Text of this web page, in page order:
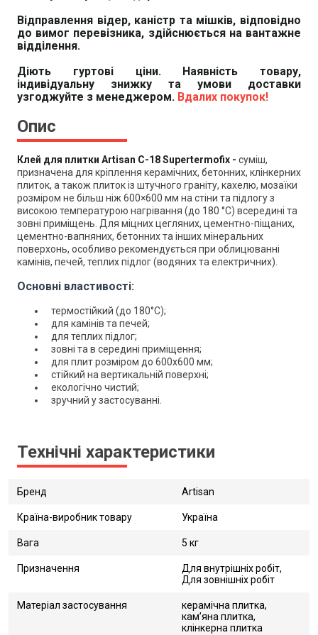
Відправлення відер, каністр та мішків, відповідно
до вимог перевізника, здійснюється на вантажне
відділення.
Діють гуртові ціни. Наявність товару,
індивідуальну знижку та умови доставки
узгоджуйте з менеджером. Вдалих покупок!
Опис
Клей для плитки Artisan C-18 Supertermofix - суміш,
призначена для кріплення керамічних, бетонних, клінкерних
плиток, а також плиток із штучного граніту, кахелю, мозаїки
розміром не більш ніж 600×600 мм на стіни та підлогу з
високою температурою нагрівання (до 180 °С) всередині та
зовні приміщень. Для міцних цегляних, цементно-піщаних,
цементно-вапняних, бетонних та інших мінеральних
поверхонь, особливо рекомендується при облицюванні
камінів, печей, теплих підлог (водяних та електричних).
Основні властивості:
термостійкий (до 180°С);
для камінів та печей;
для теплих підлог;
зовні та в середині приміщення;
для плит розміром до 600х600 мм;
стійкий на вертикальній поверхні;
екологічно чистий;
зручний у застосуванні.
Технічні характеристики
Бренд Artisan
Країна-виробник товару Україна
Вага 5 кг
Призначення
Для внутрішніх робіт,
Для зовнішніх робіт
Матеріал застосування
керамічна плитка,
кам’яна плитка,
клінкерна плитка